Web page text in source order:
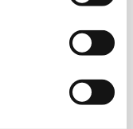
i øjnene,
brik,
ikke har haft